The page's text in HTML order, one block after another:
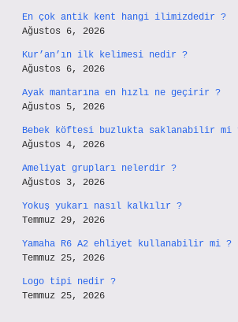
En çok antik kent hangi ilimizdedir ?
Ağustos 6, 2026
Kur’an’ın ilk kelimesi nedir ?
Ağustos 6, 2026
Ayak mantarına en hızlı ne geçirir ?
Ağustos 5, 2026
Bebek köftesi buzlukta saklanabilir mi
Ağustos 4, 2026
Ameliyat grupları nelerdir ?
Ağustos 3, 2026
Yokuş yukarı nasıl kalkılır ?
Temmuz 29, 2026
Yamaha R6 A2 ehliyet kullanabilir mi ?
Temmuz 25, 2026
Logo tipi nedir ?
Temmuz 25, 2026